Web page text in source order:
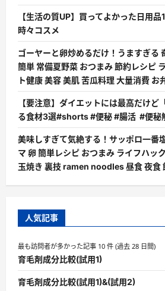
【生活の質UP】買ってよかった日用品
時々コスメ
ゴーヤーと卵炒めるだけ！うますぎる
簡単 常備夏野菜 おつまみ 節約レシピ
ト健康 美容 美肌 苦瓜料理 大量消費 お
【要注意】ダイエットには最高だけど
る食材3選#shorts #便秘 #腸活 #便秘
美味しすぎて気絶する！サッポロ一番
マ 卵 簡単レシピ おつまみ ライフハッ
玉焼き 裏技 ramen noodles 昼食 夜食
人気記事
最も訪問者が多かった記事 10 件 (過去 28 日間)
育毛剤成分比較(試用1)
育毛剤成分比較(試用1)&(試用2)